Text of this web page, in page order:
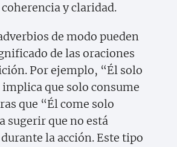
y claridad.
de modo pueden
de las oraciones
Por ejemplo, “Él solo
que solo consume
que “Él come solo
sugerir que no está
la acción. Este tipo